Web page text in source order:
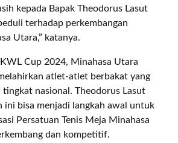
kepada Bapak Theodorus Lasut
terhadap perkembangan
Utara,” katanya.
Cup 2024, Minahasa Utara
atlet-atlet berbakat yang
tingkat nasional. Theodorus Lasut
ini bisa menjadi langkah awal untuk
Persatuan Tenis Meja Minahasa
dan kompetitif.